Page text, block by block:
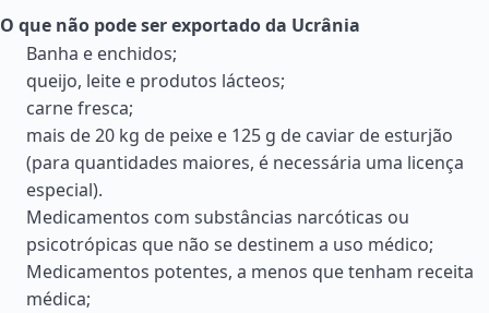
O que não pode ser exportado da Ucrânia
Banha e enchidos;
queijo, leite e produtos lácteos;
carne fresca;
mais de 20 kg de peixe e 125 g de caviar de esturjão
(para quantidades maiores, é necessária uma licença
especial).
Medicamentos com substâncias narcóticas ou
psicotrópicas que não se destinem a uso médico;
Medicamentos potentes, a menos que tenham receita
médica;